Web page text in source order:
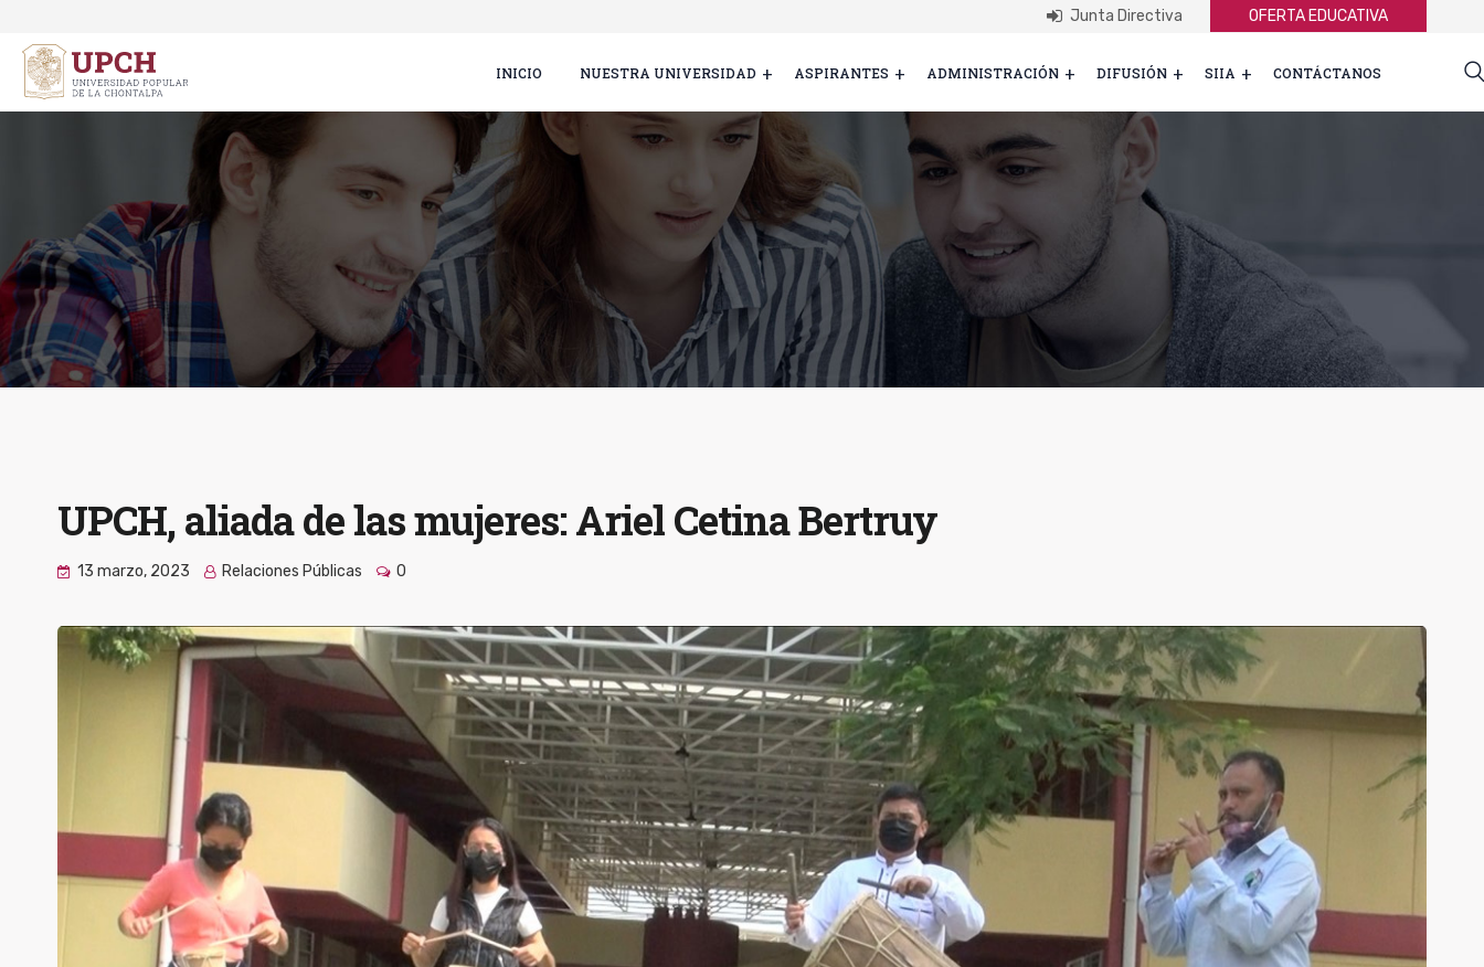
Junta Directiva OFERTA EDUCATIVA
INICIO NUESTRA UNIVERSIDAD ASPIRANTES ADMINISTRACIÓN DIFUSIÓN SIIA CONTÁCTANOS
UPCH, aliada de las mujeres: Ariel Cetina Bertruy
13 marzo, 2023 Relaciones Públicas 0